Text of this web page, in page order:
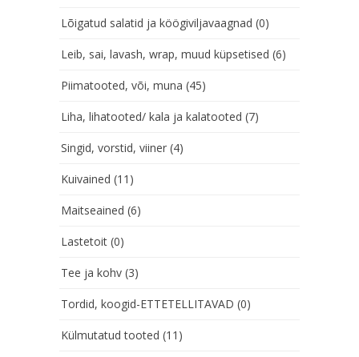
Lõigatud salatid ja köögiviljavaagnad (0)
Leib, sai, lavash, wrap, muud küpsetised (6)
Piimatooted, või, muna (45)
Liha, lihatooted/ kala ja kalatooted (7)
Singid, vorstid, viiner (4)
Kuivained (11)
Maitseained (6)
Lastetoit (0)
Tee ja kohv (3)
Tordid, koogid-ETTETELLITAVAD (0)
Külmutatud tooted (11)